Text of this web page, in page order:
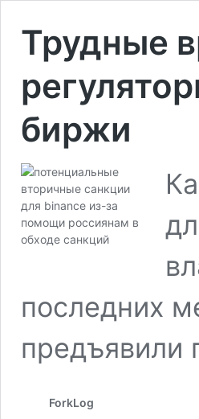
Трудные
биржи
последних
предъявили
ForkLog